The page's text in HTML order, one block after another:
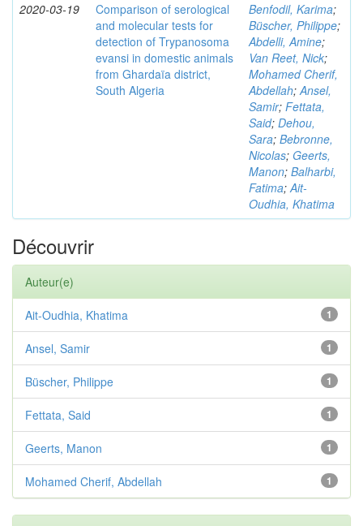
2020-03-19
Comparison of serological
and molecular tests for
detection of Trypanosoma
evansi in domestic animals
from Ghardaïa district,
South Algeria
Benfodil, Karima;
Büscher, Philippe;
Abdelli, Amine;
Van Reet, Nick;
Mohamed Cherif,
Abdellah;Ansel,
Samir; Fettata,
Said; Dehou,
Sara; Bebronne,
Nicolas; Geerts,
Manon; Balharbi,
Fatima;Ait-
Oudhia, Khatima
Découvrir
Auteur(e)
1
Ait-Oudhia, Khatima
1
Ansel, Samir
1
Büscher, Philippe
1
Fettata, Said
1
Geerts, Manon
1
Mohamed Cherif, Abdellah